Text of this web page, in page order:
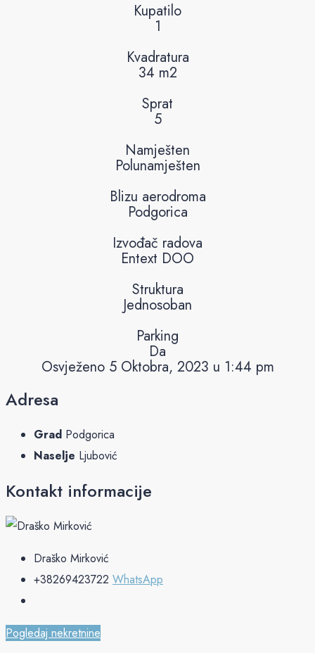
Kupatilo
1
Kvadratura
34 m2
Sprat
5
Namješten
Polunamješten
Blizu aerodroma
Podgorica
Izvođač radova
Entext DOO
Struktura
Jednosoban
Parking
Da
Osvježeno 5 Oktobra, 2023 u 1:44 pm
Adresa
Grad Podgorica
Naselje Ljubović
Kontakt informacije
Draško Mirković
+38269423722 WhatsApp
Pogledaj nekretnine